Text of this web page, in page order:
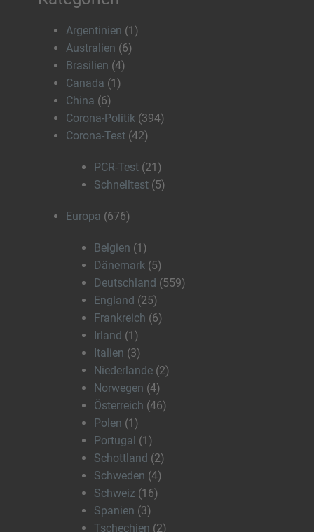
Argentinien (1)
Australien (6)
Brasilien (4)
Canada (1)
China (6)
Corona-Politik (394)
Corona-Test (42)
PCR-Test (21)
Schnelltest (5)
Europa (676)
Belgien (1)
Dänemark (5)
Deutschland (559)
England (25)
Frankreich (6)
Irland (1)
Italien (3)
Niederlande (2)
Norwegen (4)
Österreich (46)
Polen (1)
Portugal (1)
Schottland (2)
Schweden (4)
Schweiz (16)
Spanien (3)
Tschechien (2)